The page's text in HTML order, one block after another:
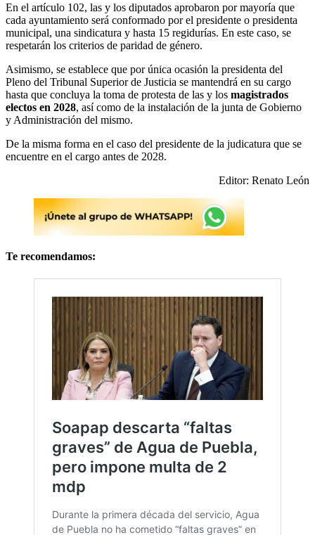
En el artículo 102, las y los diputados aprobaron por mayoría que
cada ayuntamiento será conformado por el presidente o presidenta
municipal, una sindicatura y hasta 15 regidurías. En este caso, se
respetarán los criterios de paridad de género.
Asimismo, se establece que por única ocasión la presidenta del
Pleno del Tribunal Superior de Justicia se mantendrá en su cargo
hasta que concluya la toma de protesta de las y los magistrados
electos en 2028, así como de la instalación de la junta de Gobierno
y Administración del mismo.
De la misma forma en el caso del presidente de la judicatura que se
encuentre en el cargo antes de 2028.
Editor: Renato León
Te recomendamos: